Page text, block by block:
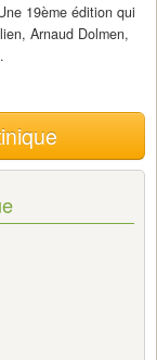
19ème édition qui
Arnaud Dolmen,